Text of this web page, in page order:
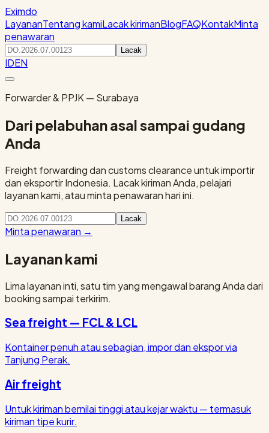
Eximdo
LayananTentang kamiLacak kirimanBlogFAQKontakMinta
penawaran
Lacak
IDEN
Forwarder & PPJK — Surabaya
Dari pelabuhan asal sampai gudang
Anda
Freight forwarding dan customs clearance untuk importir
dan eksportir Indonesia. Lacak kiriman Anda, pelajari
layanan kami, atau minta penawaran hari ini.
Lacak
Minta penawaran →
Layanan kami
Lima layanan inti, satu tim yang mengawal barang Anda dari
booking sampai terkirim.
Sea freight — FCL & LCL
Kontainer penuh atau sebagian, impor dan ekspor via
Tanjung Perak.
Air freight
Untuk kiriman bernilai tinggi atau kejar waktu — termasuk
kiriman tipe kurir.